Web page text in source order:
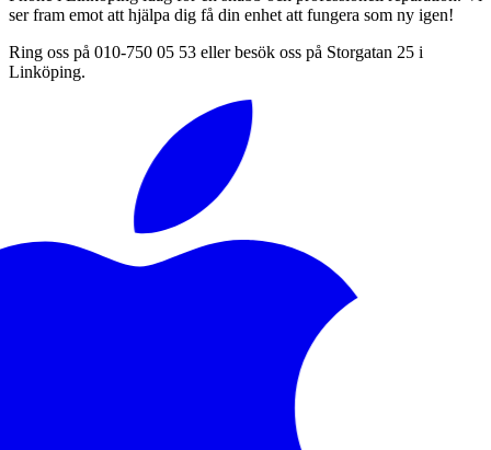
ser fram emot att hjälpa dig få din enhet att fungera som ny igen!
Ring oss på 010-750 05 53 eller besök oss på Storgatan 25 i
Linköping.